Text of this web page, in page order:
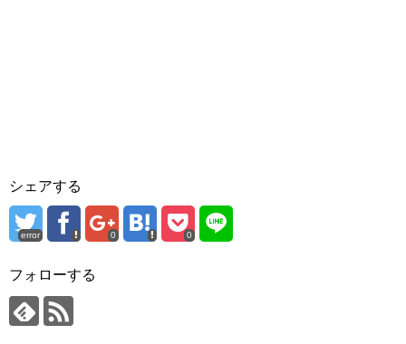
シェアする
error 0 0
フォローする